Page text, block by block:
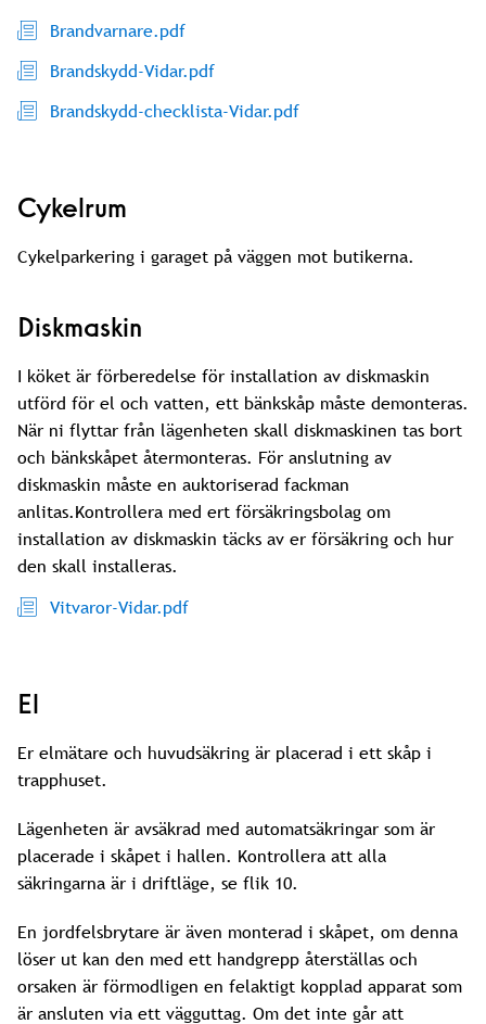
Brandvarnare.pdf
Brandskydd-Vidar.pdf
Brandskydd-checklista-Vidar.pdf
Cykelrum
Cykelparkering i garaget på väggen mot butikerna.
Diskmaskin
I köket är förberedelse för installation av diskmaskin
utförd för el och vatten, ett bänkskåp måste demonteras.
När ni flyttar från lägenheten skall diskmaskinen tas bort
och bänkskåpet återmonteras. För anslutning av
diskmaskin måste en auktoriserad fackman
anlitas.Kontrollera med ert försäkringsbolag om
installation av diskmaskin täcks av er försäkring och hur
den skall installeras.
Vitvaror-Vidar.pdf
El
Er elmätare och huvudsäkring är placerad i ett skåp i
trapphuset.
Lägenheten är avsäkrad med automatsäkringar som är
placerade i skåpet i hallen. Kontrollera att alla
säkringarna är i driftläge, se flik 10.
En jordfelsbrytare är även monterad i skåpet, om denna
löser ut kan den med ett handgrepp återställas och
orsaken är förmodligen en felaktigt kopplad apparat som
är ansluten via ett vägguttag. Om det inte går att